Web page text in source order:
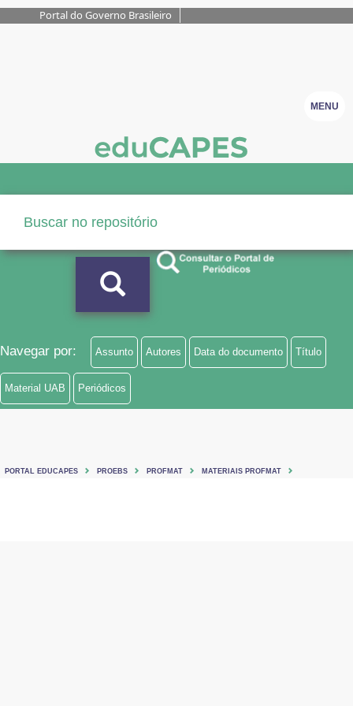
Portal do Governo Brasileiro
MENU
Navegar por: Assunto Autores Data do documento Título
Material UAB Periódicos
PORTAL EDUCAPES PROEBS PROFMAT MATERIAIS PROFMAT